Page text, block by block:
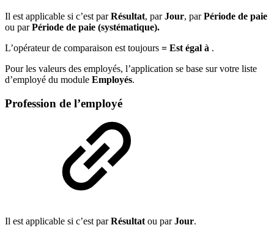
Il est applicable si c’est parRésultat, parJour, parPériode de paie
ou parPériode de paie (systématique).
L’opérateur de comparaison est toujours = Est égal à .
Pour les valeurs des employés, l’application se base sur votre liste
d’employé du module Employés.
Profession de l’employé
Il est applicable si c’est parRésultat ou parJour.